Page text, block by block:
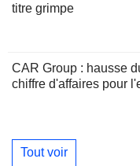
titre grimpe
CAR Group : hausse
chiffre d'affaires pour
Tout voir